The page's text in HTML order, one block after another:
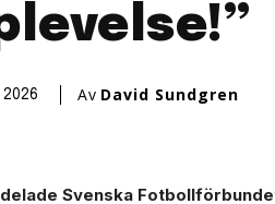
Av David Sundgren
Svenska